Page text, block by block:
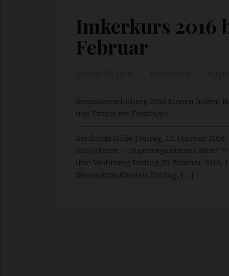
Imkerkurs 2016
Februar
Neuimkerschulung 2016 Bienen halten
und Praxis für Einsteiger
Bertholds Höhe Freitag, 12. Februar
Honigbiene – „Superorganismus Bien“
ihre Wohnung Freitag,26. Februar 2016,
Bienenkrankheiten Freitag, […]